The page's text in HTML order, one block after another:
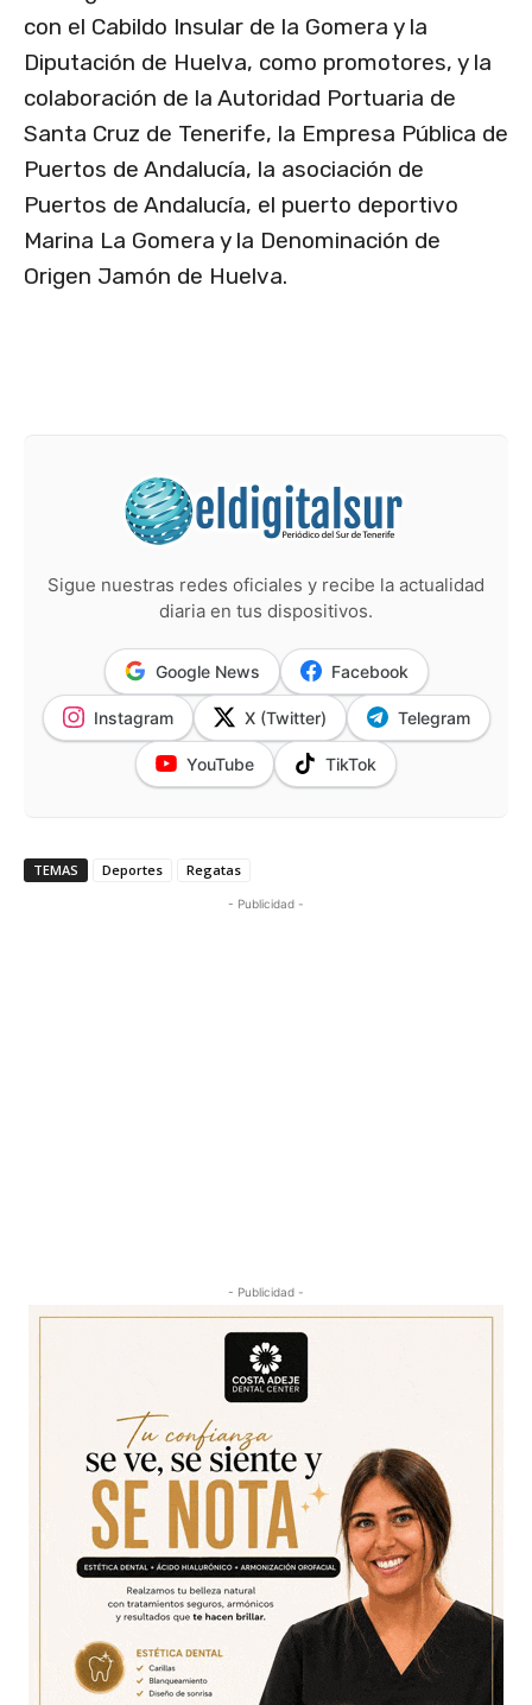
con el Cabildo Insular de la Gomera y la
Diputación de Huelva, como promotores, y la
colaboración de la Autoridad Portuaria de
Santa Cruz de Tenerife, la Empresa Pública de
Puertos de Andalucía, la asociación de
Puertos de Andalucía, el puerto deportivo
Marina La Gomera y la Denominación de
Origen Jamón de Huelva.
Sigue nuestras redes oficiales y recibe la actualidad
diaria en tus dispositivos.
Google News Facebook
Instagram X (Twitter) Telegram
YouTube TikTok
TEMAS Deportes Regatas
- Publicidad -
- Publicidad -